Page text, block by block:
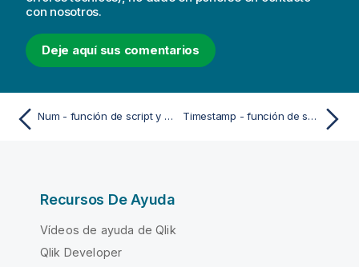
con nosotros.
Deje aquí sus comentarios
Num - función de script y de gráfico Timestamp - función de script y de gráfico
Recursos De Ayuda
Vídeos de ayuda de Qlik
Qlik Developer